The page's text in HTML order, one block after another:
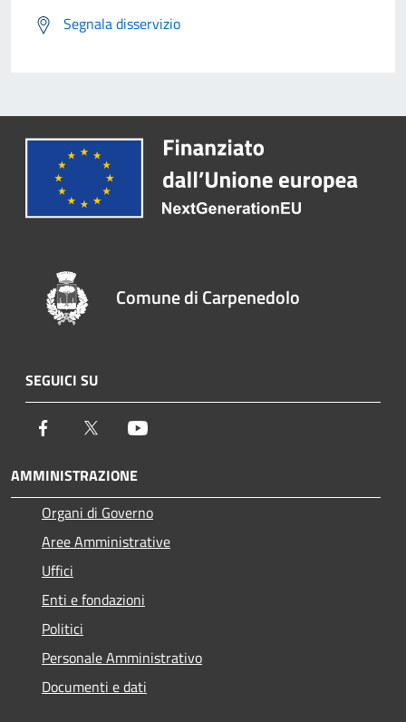
Segnala disservizio
Comune di Carpenedolo
SEGUICI SU
Facebook Twitter
AMMINISTRAZIONE
Organi di Governo
Aree Amministrative
Uffici
Enti e fondazioni
Politici
Personale Amministrativo
Documenti e dati